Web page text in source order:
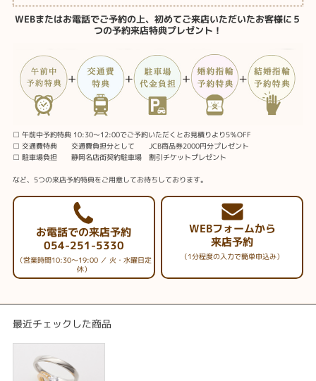
WEBまたはお電話でご予約の上、初めてご来店いただいたお客様に５
つの予約来店特典プレゼント！
□ 午前中予約特典 10:30～12:00でご予約いただくとお見積りより5％OFF
□ 交通費特典 交通費負担分として JCB商品券2000円分プレゼント
□ 駐車場負担 静岡名店街契約駐車場 割引チケットプレゼント
など、5つの来店予約特典をご用意してお待ちしております。
お電話での来店予約
054-251-5330
（営業時間10:30～19:00 ／ 火・水曜日定
休）
WEBフォームから
来店予約
（1分程度の入力で簡単申込み）
最近チェックした商品